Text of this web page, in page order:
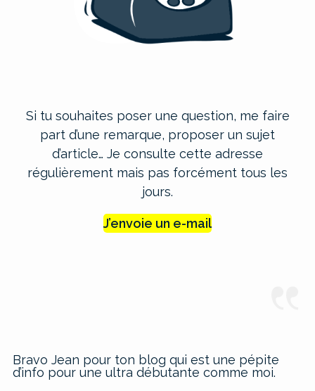
Si tu souhaites poser une question, me faire
part d’une remarque, proposer un sujet
d’article… Je consulte cette adresse
régulièrement mais pas forcément tous les
jours.
J’envoie un e-mail
Bravo Jean pour ton blog qui est une pépite
d’info pour une ultra débutante comme moi.